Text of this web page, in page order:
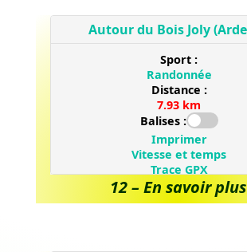
12 – En savoir plus